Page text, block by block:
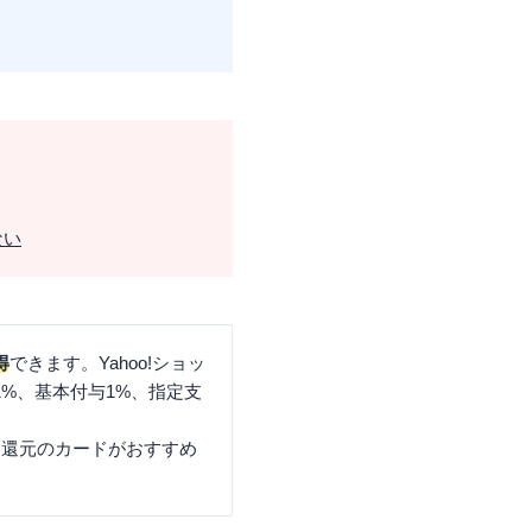
できます。Yahoo!ショッ
、基本付与1%、指定支
元のカードがおすすめ